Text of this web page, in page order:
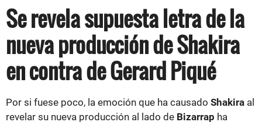
Se revela supuesta letra de la
nueva producción de Shakira
en contra de Gerard Piqué
Por si fuese poco, la emoción que ha causado Shakira al
revelar su nueva producción al lado de Bizarrap ha